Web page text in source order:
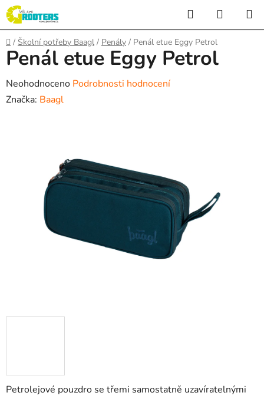
Přejít
na
obsah
Hledat
KOŠÍK
Domů
/ Školní potřeby Baagl / Penály / Penál etue Eggy Petrol
Petrolejové pouzdro se třemi samostatně uzavíratelnými
Penál etue Eggy Petrol
Průměrné
hodnocení
hvězdiček.
Neohodnoceno Podrobnosti hodnocení
Značka: Baagl